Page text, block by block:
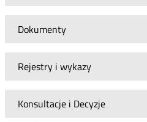
Dokumenty
Rejestry i wykazy
Konsultacje i Decyzje